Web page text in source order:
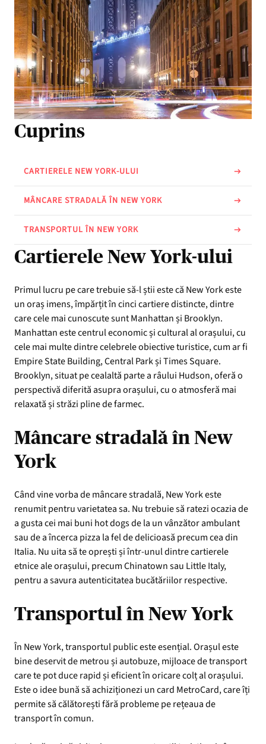
Cuprins
CARTIERELE NEW YORK-ULUI
MÂNCARE STRADALĂ ÎN NEW YORK
TRANSPORTUL ÎN NEW YORK
Cartierele New York-ului
Primul lucru pe care trebuie să-l știi este că New York este
un oraș imens, împărțit în cinci cartiere distincte, dintre
care cele mai cunoscute sunt Manhattan și Brooklyn.
Manhattan este centrul economic și cultural al orașului, cu
cele mai multe dintre celebrele obiective turistice, cum ar fi
Empire State Building, Central Park și Times Square.
Brooklyn, situat pe cealaltă parte a râului Hudson, oferă o
perspectivă diferită asupra orașului, cu o atmosferă mai
relaxată și străzi pline de farmec.
Mâncare stradală în New
York
Când vine vorba de mâncare stradală, New York este
renumit pentru varietatea sa. Nu trebuie să ratezi ocazia de
a gusta cei mai buni hot dogs de la un vânzător ambulant
sau de a încerca pizza la fel de delicioasă precum cea din
Italia. Nu uita să te oprești și într-unul dintre cartierele
etnice ale orașului, precum Chinatown sau Little Italy,
pentru a savura autenticitatea bucătăriilor respective.
Transportul în New York
În New York, transportul public este esențial. Orașul este
bine deservit de metrou și autobuze, mijloace de transport
care te pot duce rapid și eficient în oricare colț al orașului.
Este o idee bună să achiziționezi un card MetroCard, care îți
permite să călătorești fără probleme pe rețeaua de
transport în comun.